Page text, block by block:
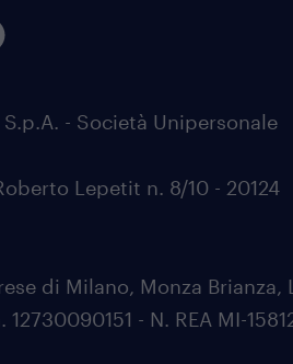
S.p.A. - Società Unipersonale
Lepetit n. 8/10 - 20124
di Milano, Monza Brianza,
- N. REA MI-